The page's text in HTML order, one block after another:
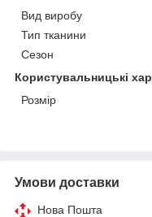
Вид виробу
Тип тканини
Сезон
Користувальницькі
Розмір
Умови доставки
Нова Пошта